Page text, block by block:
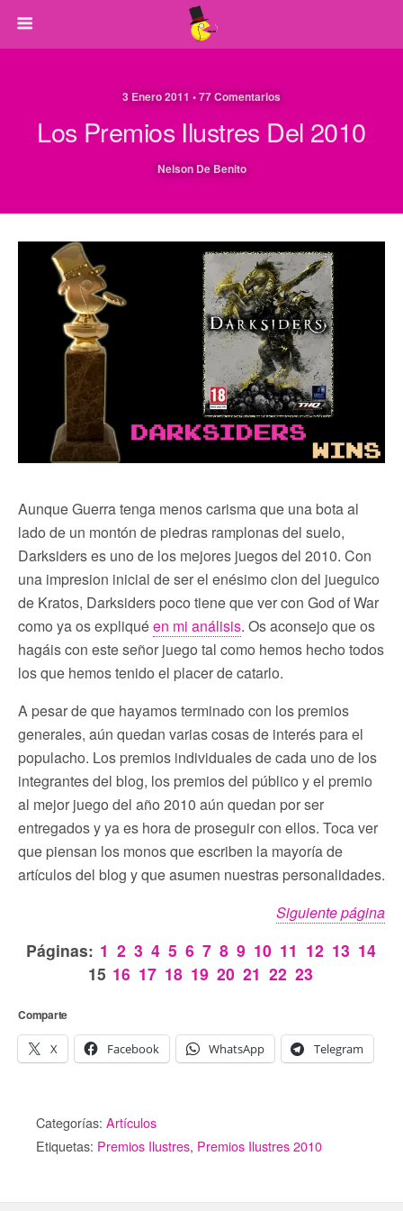
3 Enero 2011 • 77 Comentarios
Los Premios Ilustres Del 2010
Nelson De Benito
Aunque Guerra tenga menos carisma que una bota al
lado de un montón de piedras ramplonas del suelo,
Darksiders es uno de los mejores juegos del 2010. Con
una impresion inicial de ser el enésimo clon del jueguico
de Kratos, Darksiders poco tiene que ver con God of War
como ya os expliquéen mi análisis. Os aconsejo que os
hagáis con este señor juego tal como hemos hecho todos
los que hemos tenido el placer de catarlo.
A pesar de que hayamos terminado con los premios
generales, aún quedan varias cosas de interés para el
populacho. Los premios individuales de cada uno de los
integrantes del blog, los premios del público y el premio
al mejor juego del año 2010 aún quedan por ser
entregados y ya es hora de proseguir con ellos. Toca ver
que piensan los monos que escriben la mayoría de
artículos del blog y que asumen nuestras personalidades.
Siguiente página
Páginas: 1 2 3 4 5 6 7 8 9 10 11 12 13 14
15 16 17 18 19 20 21 22 23
Comparte
X Facebook WhatsApp Telegram
Categorías: Artículos
Etiquetas: Premios Ilustres, Premios Ilustres 2010